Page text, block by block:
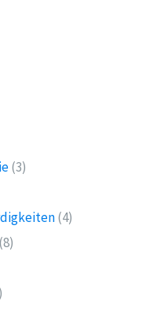
(3)
(4)
(8)